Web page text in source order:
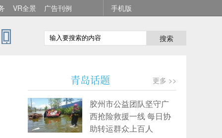
VR全景 广告刊例 手机版
搜索
青岛话题 更多 >>
胶州市公益团队坚守广
西抢险救援一线 每日协
助转运群众上百人